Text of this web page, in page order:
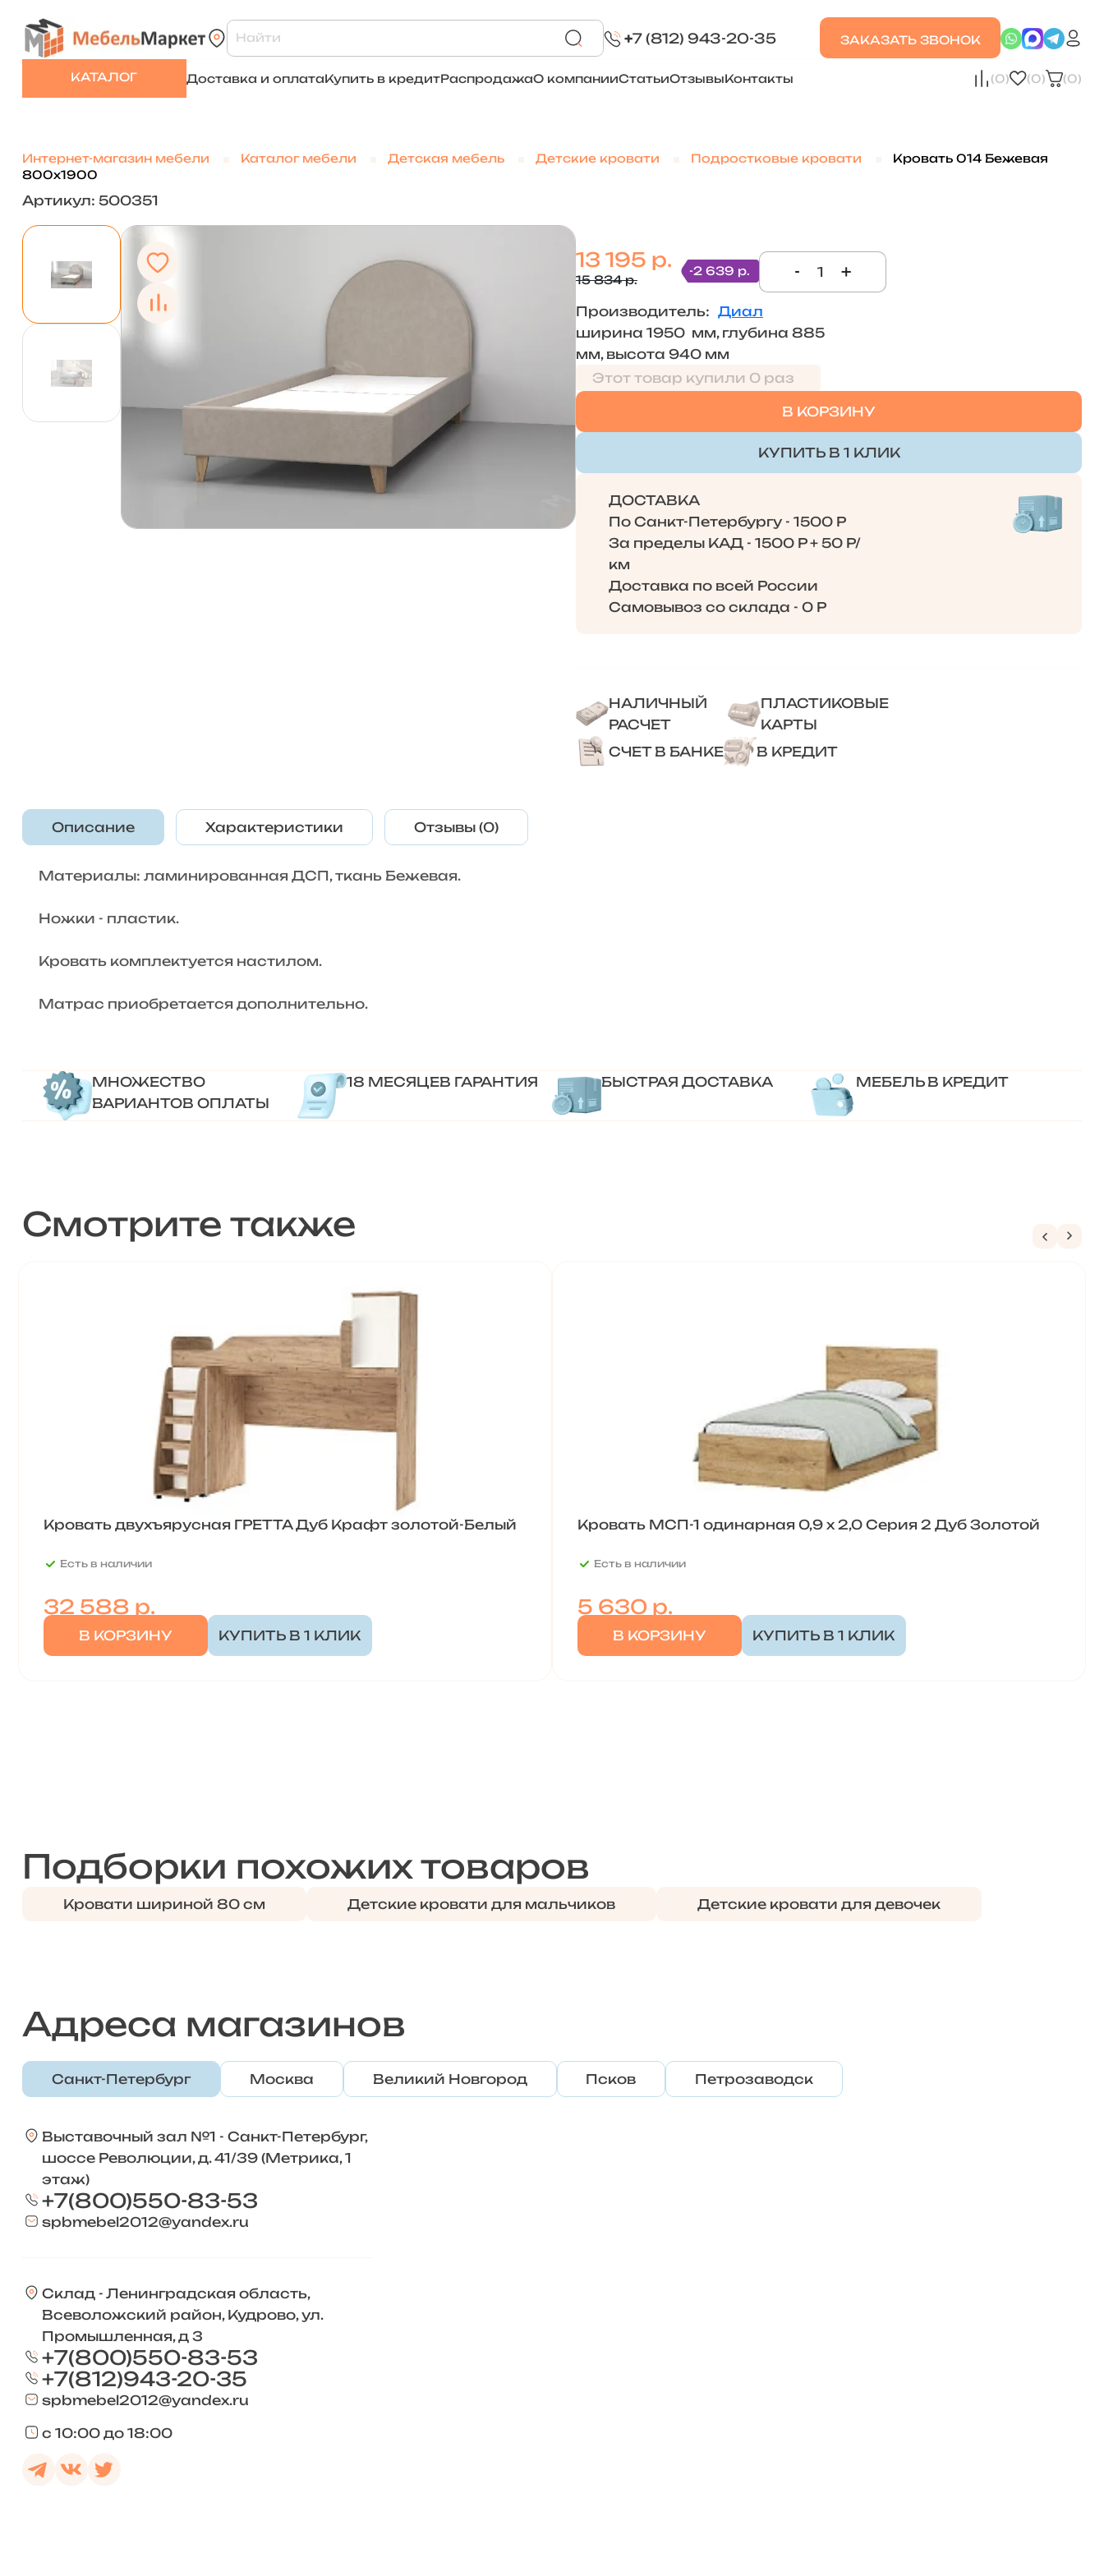
+7 (812) 943-20-35 ЗАКАЗАТЬ ЗВОНОК
КАТАЛОГ Доставка и оплатаКупить в кредитРаспродажаО компанииСтатьиОтзывыКонтакты (0) (0) (0)
Интернет-магазин мебели Каталог мебели Детская мебель Детские кровати Подростковые кровати
Кровать 014 Бежевая
800х1900
Артикул: 500351
13 195 р.
15 834 р.
-2 639 р. - +
Производитель: Диал
ширина 1950 мм, глубина 885
мм, высота 940 мм
Этот товар купили 0 раз
В КОРЗИНУ
КУПИТЬ В 1 КЛИК
ДОСТАВКА
По Санкт-Петербургу - 1500 Р
За пределы КАД - 1500 Р + 50 Р/
км
Доставка по всей России
Самовывоз со склада - 0 Р
НАЛИЧНЫЙ
РАСЧЕТ
ПЛАСТИКОВЫЕ
КАРТЫ
СЧЕТ В БАНКЕ
В КРЕДИТ
Описание Характеристики Отзывы (0)
Материалы: ламинированная ДСП, ткань Бежевая.
Ножки - пластик.
Кровать комплектуется настилом.
Матрас приобретается дополнительно.
МНОЖЕСТВО
ВАРИАНТОВ ОПЛАТЫ
18 МЕСЯЦЕВ ГАРАНТИЯ БЫСТРАЯ ДОСТАВКА МЕБЕЛЬ В КРЕДИТ
Смотрите также
Кровать двухъярусная ГРЕТТА Дуб Крафт золотой-Белый
Есть в наличии
32 588 р.
В КОРЗИНУ КУПИТЬ В 1 КЛИК
Кровать МСП-1 одинарная 0,9 x 2,0 Серия 2 Дуб Золотой
Есть в наличии
5 630р.
В КОРЗИНУ КУПИТЬ В 1 КЛИК
Подборки похожих товаров
Кровати шириной 80 см Детские кровати для мальчиков Детские кровати для девочек
Адреса магазинов
Санкт-Петербург Москва Великий Новгород Псков Петрозаводск
Выставочный зал №1 - Санкт-Петербург,
шоссе Революции, д. 41/39 (Метрика, 1
этаж)
+7(800)550-83-53
spbmebel2012@yandex.ru
Склад - Ленинградская область,
Всеволожский район, Кудрово, ул.
Промышленная, д 3
+7(800)550-83-53
+7(812)943-20-35
spbmebel2012@yandex.ru
с 10:00 до 18:00